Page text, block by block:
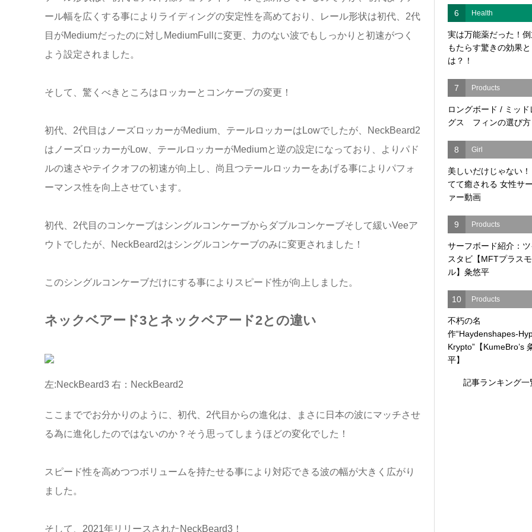
ール幅を広くする事によりライディングの安定性を高めており、レール形状は初代、2代
目がMediumだったのに対しMediumFullに変更、力のない波でもしっかりと初速がつく
よう設定されました。
そして、驚くべきところはロッカーとコンケーブの変更！
初代、2代目はノーズロッカーがMedium、テールロッカーはLowでしたが、NeckBeard2
はノーズロッカーがLow、テールロッカーがMediumと逆の設定になっており、よりパド
ルの速さやテイクオフの初速が向上し、尚且つテールロッカーをあげる事によりパフォ
ーマンス性を向上させています。
初代、2代目のコンケーブはシングルコンケーブからダブルコンケーブそして緩いVeeア
ウトでしたが、NeckBeard2はシングルコンケーブのみに変更されました！
このシングルコンケーブだけにする事によりスピード性が向上しました。
ネックベアード3とネックベアード2との違い
左:NeckBeard3 右：NeckBeard2
ここまででお分かりのように、初代、2代目からの進化は、まさに日本の波にマッチさせ
る為に進化したのではないのか？そう思ってしまうほどの変化でした！
スピード性を高めつつボリュームを持たせる事により対応できる波の幅が大きく広がり
ました。
そして、2021年リリースされたNeckBeard3！
6 Health
実は万能薬だった！
もたらす驚きの効果と
は？！
7 Products
ロングボード / ミッド
グス フィンの選び方
8 Girl
美しいだけじゃない！
てて癒される 女性サ
ァー動画
9 Products
サーフボード紹介：
スタビ【MFTプラス
ル】粂悠平
10 Products
不朽の名
作“Haydenshapes-
Krypto”【KumeBro’s
平】
記事ランキング一